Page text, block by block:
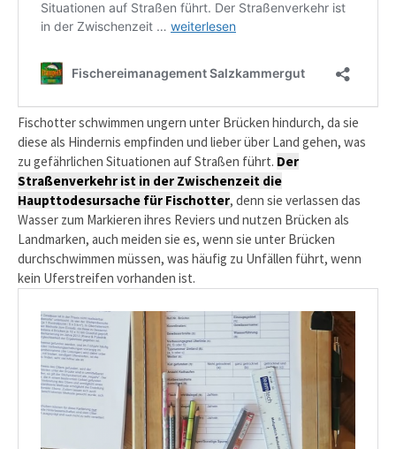
Fischotter schwimmen ungern unter Brücken hindurch, da sie
diese als Hindernis empfinden und lieber über Land gehen, was
zu gefährlichen Situationen auf Straßen führt. Der
Straßenverkehr ist in der Zwischenzeit die
Haupttodesursache für Fischotter, denn sie verlassen das
Wasser zum Markieren ihres Reviers und nutzen Brücken als
Landmarken, auch meiden sie es, wenn sie unter Brücken
durchschwimmen müssen, was häufig zu Unfällen führt, wenn
kein Uferstreifen vorhanden ist.